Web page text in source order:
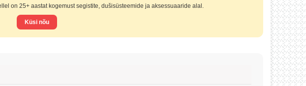
on 25+ aastat kogemust segistite, dušisüsteemide ja aksessuaaride alal.
Küsi nõu